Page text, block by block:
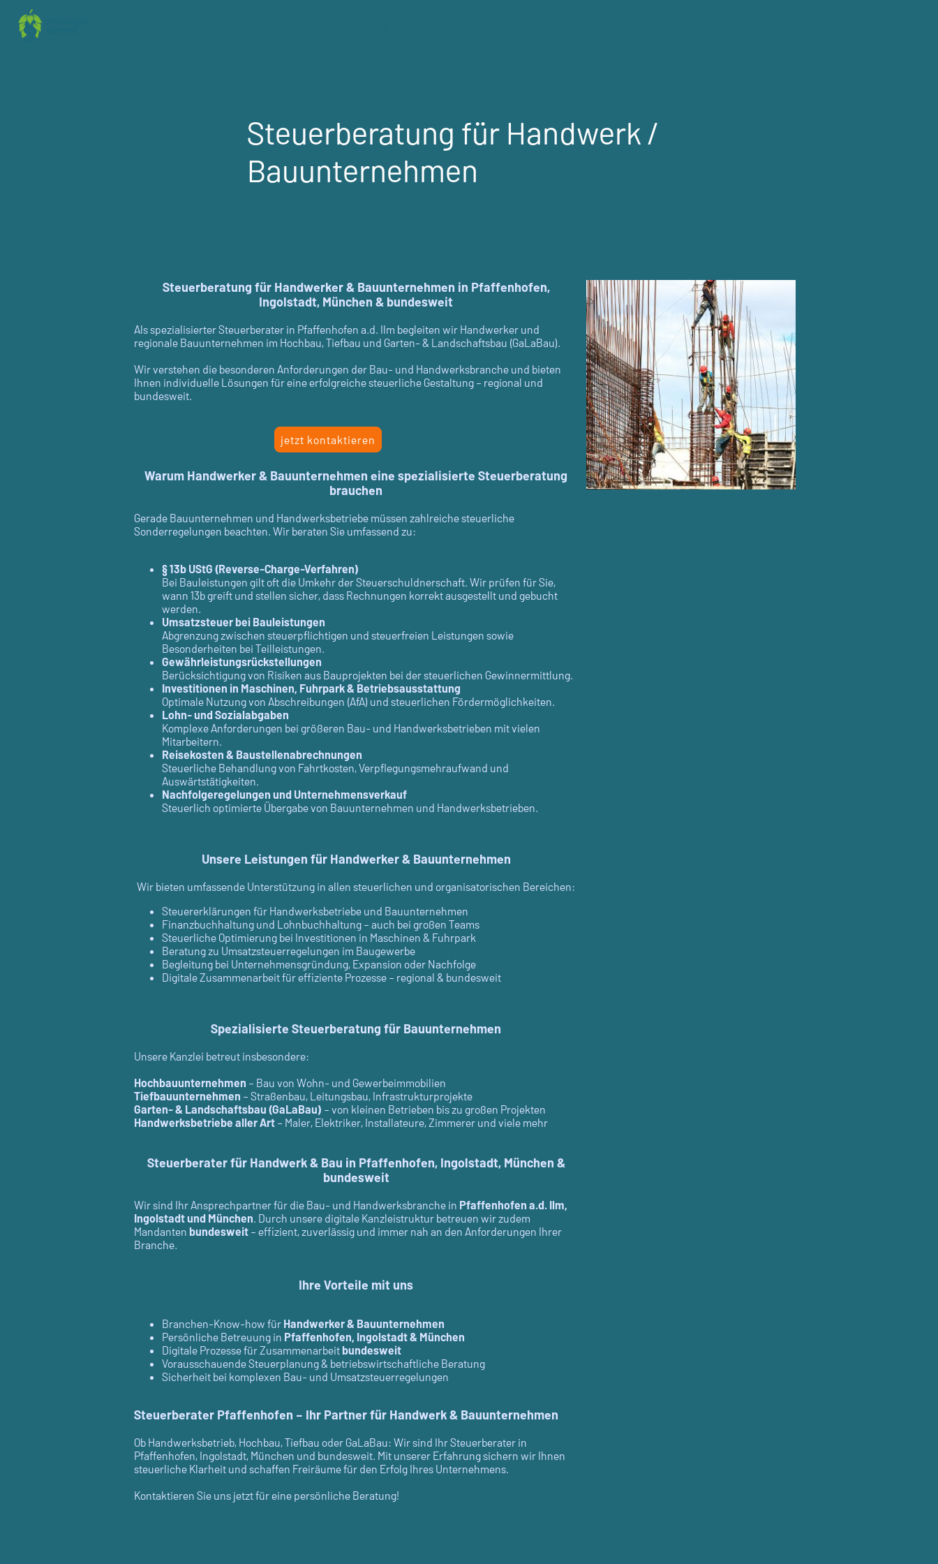
Steuerberatung für Handwerk /
Bauunternehmen
jetzt kontaktieren
Steuerberatung für Handwerker & Bauunternehmen in Pfaffenhofen,
Ingolstadt, München & bundesweit
Als spezialisierter Steuerberater in Pfaffenhofen a.d. Ilm begleiten wir Handwerker und
regionale Bauunternehmen im Hochbau, Tiefbau und Garten- & Landschaftsbau (GaLaBau).
Wir verstehen die besonderen Anforderungen der Bau- und Handwerksbranche und bieten
Ihnen individuelle Lösungen für eine erfolgreiche steuerliche Gestaltung – regional und
bundesweit.
Warum Handwerker & Bauunternehmen eine spezialisierte Steuerberatung
brauchen
Gerade Bauunternehmen und Handwerksbetriebe müssen zahlreiche steuerliche
Sonderregelungen beachten. Wir beraten Sie umfassend zu:
§ 13b UStG (Reverse-Charge-Verfahren)
Bei Bauleistungen gilt oft die Umkehr der Steuerschuldnerschaft. Wir prüfen für Sie,
wann 13b greift und stellen sicher, dass Rechnungen korrekt ausgestellt und gebucht
werden.
Umsatzsteuer bei Bauleistungen
Abgrenzung zwischen steuerpflichtigen und steuerfreien Leistungen sowie
Besonderheiten bei Teilleistungen.
Gewährleistungsrückstellungen
Berücksichtigung von Risiken aus Bauprojekten bei der steuerlichen Gewinnermittlung.
Investitionen in Maschinen, Fuhrpark & Betriebsausstattung
Optimale Nutzung von Abschreibungen (AfA) und steuerlichen Fördermöglichkeiten.
Lohn- und Sozialabgaben
Komplexe Anforderungen bei größeren Bau- und Handwerksbetrieben mit vielen
Mitarbeitern.
Reisekosten & Baustellenabrechnungen
Steuerliche Behandlung von Fahrtkosten, Verpflegungsmehraufwand und
Auswärtstätigkeiten.
Nachfolgeregelungen und Unternehmensverkauf
Steuerlich optimierte Übergabe von Bauunternehmen und Handwerksbetrieben.
Unsere Leistungen für Handwerker & Bauunternehmen
Wir bieten umfassende Unterstützung in allen steuerlichen und organisatorischen Bereichen:
Steuererklärungen für Handwerksbetriebe und Bauunternehmen
Finanzbuchhaltung und Lohnbuchhaltung – auch bei großen Teams
Steuerliche Optimierung bei Investitionen in Maschinen & Fuhrpark
Beratung zu Umsatzsteuerregelungen im Baugewerbe
Begleitung bei Unternehmensgründung, Expansion oder Nachfolge
Digitale Zusammenarbeit für effiziente Prozesse – regional & bundesweit
Spezialisierte Steuerberatung für Bauunternehmen
Unsere Kanzlei betreut insbesondere:
Hochbauunternehmen – Bau von Wohn- und Gewerbeimmobilien
Tiefbauunternehmen – Straßenbau, Leitungsbau, Infrastrukturprojekte
Garten- & Landschaftsbau (GaLaBau) – von kleinen Betrieben bis zu großen Projekten
Handwerksbetriebe aller Art – Maler, Elektriker, Installateure, Zimmerer und viele mehr
Steuerberater für Handwerk & Bau in Pfaffenhofen, Ingolstadt, München &
bundesweit
Wir sind Ihr Ansprechpartner für die Bau- und Handwerksbranche in Pfaffenhofen a.d. Ilm,
Ingolstadt und München. Durch unsere digitale Kanzleistruktur betreuen wir zudem
Mandanten bundesweit – effizient, zuverlässig und immer nah an den Anforderungen Ihrer
Branche.
Ihre Vorteile mit uns
Branchen-Know-how für Handwerker & Bauunternehmen
Persönliche Betreuung in Pfaffenhofen, Ingolstadt & München
Digitale Prozesse für Zusammenarbeit bundesweit
Vorausschauende Steuerplanung & betriebswirtschaftliche Beratung
Sicherheit bei komplexen Bau- und Umsatzsteuerregelungen
Steuerberater Pfaffenhofen – Ihr Partner für Handwerk & Bauunternehmen
Ob Handwerksbetrieb, Hochbau, Tiefbau oder GaLaBau: Wir sind Ihr Steuerberater in
Pfaffenhofen, Ingolstadt, München und bundesweit. Mit unserer Erfahrung sichern wir Ihnen
steuerliche Klarheit und schaffen Freiräume für den Erfolg Ihres Unternehmens.
Kontaktieren Sie uns jetzt für eine persönliche Beratung!